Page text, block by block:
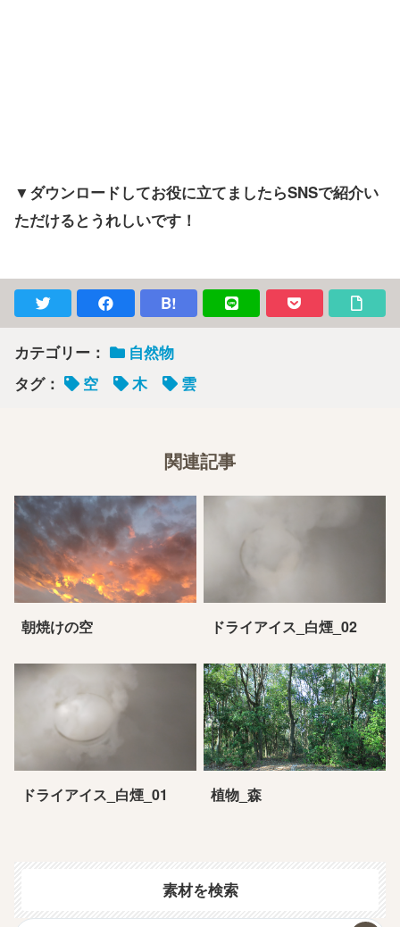
▼ダウンロードしてお役に立てましたらSNSで紹介い
ただけるとうれしいです！
B!
カテゴリー：
自然物
タグ：
空 木 雲
関連記事
朝焼けの空 ドライアイス_白煙_02
ドライアイス_白煙_01 植物_森
素材を検索